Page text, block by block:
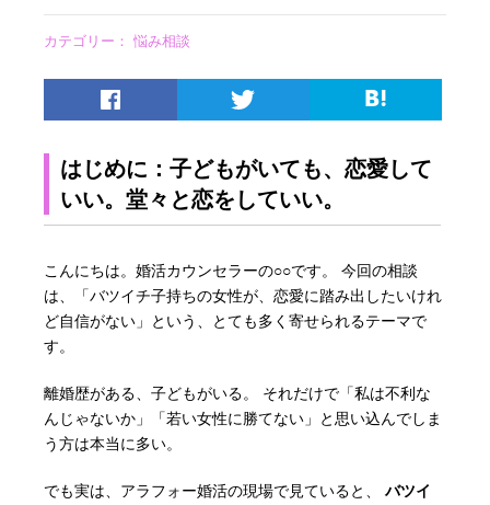
カテゴリー： 悩み相談
はじめに：子どもがいても、恋愛して
いい。堂々と恋をしていい。
こんにちは。婚活カウンセラーの○○です。 今回の相談
は、「バツイチ子持ちの女性が、恋愛に踏み出したいけれ
ど自信がない」という、とても多く寄せられるテーマで
す。
離婚歴がある、子どもがいる。 それだけで「私は不利な
んじゃないか」「若い女性に勝てない」と思い込んでしま
う方は本当に多い。
でも実は、アラフォー婚活の現場で見ていると、バツイ